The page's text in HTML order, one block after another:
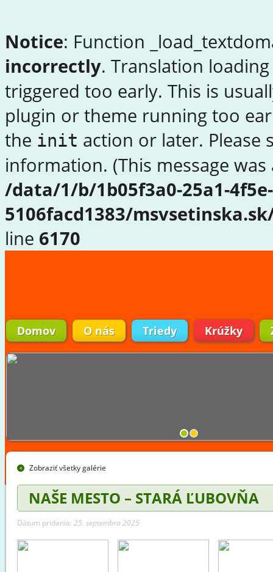
Notice: Function
incorrectly. Translation
triggered too early. This is
plugin or theme running too
the init action or later. Please
information. (This message
/data/1/b/1b05f3a0-25a1-
5106facd1383/
line 6170
Domov O nás Triedy Krúžky
Zobraziť všetky galérie
NAŠE MESTO – STARÁ ĽUBOVŇA
Dátum pridania: 25. septembra 2025